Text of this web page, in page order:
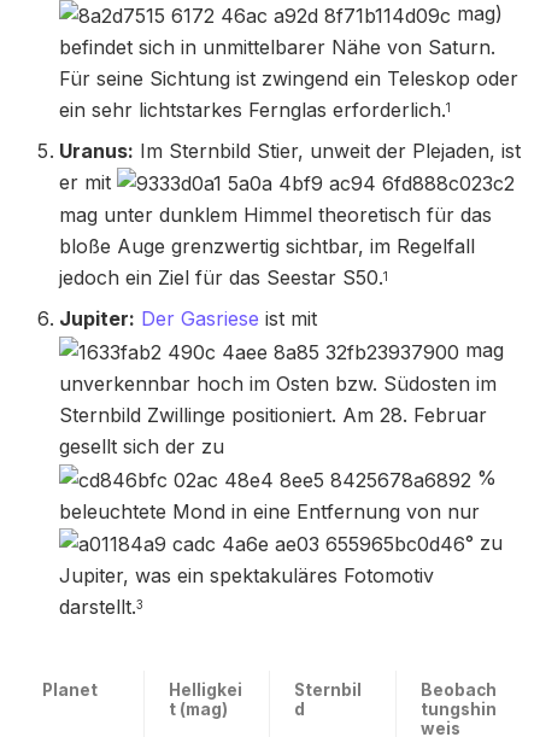
mag)
befindet sich in unmittelbarer Nähe von Saturn.
Für seine Sichtung ist zwingend ein Teleskop oder
ein sehr lichtstarkes Fernglas erforderlich.1
Uranus: Im Sternbild Stier, unweit der Plejaden, ist
er mit
mag unter dunklem Himmel theoretisch für das
bloße Auge grenzwertig sichtbar, im Regelfall
jedoch ein Ziel für das Seestar S50.1
Jupiter: Der Gasriese ist mit
mag
unverkennbar hoch im Osten bzw. Südosten im
Sternbild Zwillinge positioniert. Am 28. Februar
gesellt sich der zu
%
beleuchtete Mond in eine Entfernung von nur
° zu
Jupiter, was ein spektakuläres Fotomotiv
darstellt.3
Planet
Helligkei
t (mag)
Sternbil
d
Beobach
tungshin
weis